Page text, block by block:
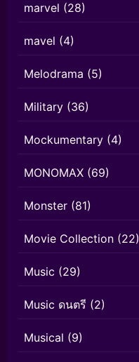
marvel (28)
mavel (4)
Melodrama (5)
Military (36)
Mockumentary (4)
MONOMAX (69)
Monster (81)
Movie Collection (22)
Music (29)
Music ดนตรี (2)
Musical (9)